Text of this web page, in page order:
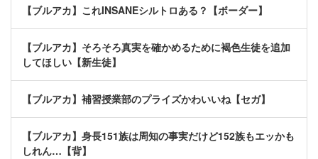
【ブルアカ】これINSANEシルトロある？【ボーダー】
【ブルアカ】そろそろ真実を確かめるために褐色生徒を追加
してほしい【新生徒】
【ブルアカ】補習授業部のプライズかわいいね【セガ】
【ブルアカ】身長151族は周知の事実だけど152族もエッかも
しれん…【背】